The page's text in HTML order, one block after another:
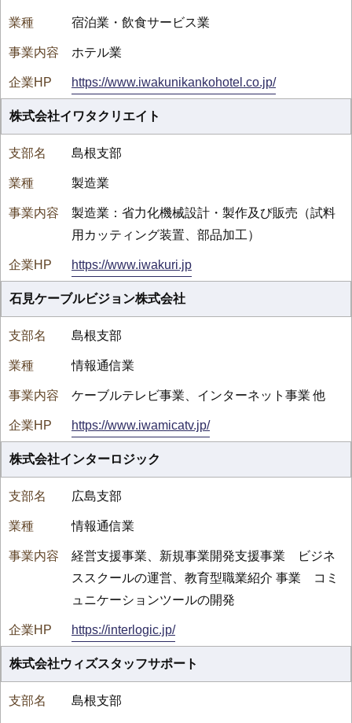
宿泊業・飲食サービス業
ホテル業
https://www.iwakunikankohotel.co.jp/
株式会社イワタクリエイト
島根支部
製造業
製造業：省力化機械設計・製作及び販売（試料
用カッティング装置、部品加工）
https://www.iwakuri.jp
石見ケーブルビジョン株式会社
島根支部
情報通信業
ケーブルテレビ事業、インターネット事業 他
https://www.iwamicatv.jp/
株式会社インターロジック
広島支部
情報通信業
経営支援事業、新規事業開発支援事業 ビジネ
ススクールの運営、教育型職業紹介 事業 コミ
ュニケーションツールの開発
https://interlogic.jp/
株式会社ウィズスタッフサポート
島根支部